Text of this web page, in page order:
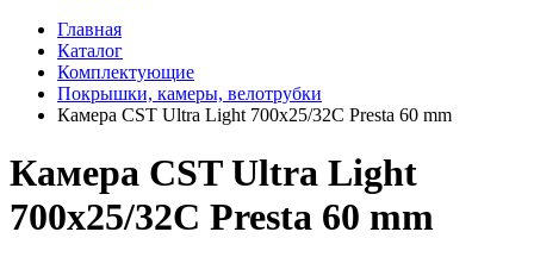
Главная
Каталог
Комплектующие
Покрышки, камеры, велотрубки
Камера CST Ultra Light 700х25/32С Presta 60 mm
Камера CST Ultra Light
700х25/32С Presta 60 mm